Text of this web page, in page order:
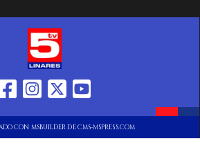
CON MSBUILDER DE CMS-MSPRESS.COM